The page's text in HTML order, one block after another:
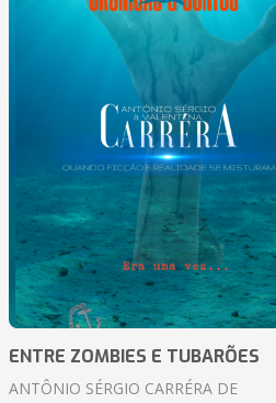
ENTRE ZOMBIES E TUBARÕES
ANTÔNIO SÉRGIO CARRÉRA DE